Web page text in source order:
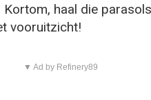
haal die
vooruitzicht!
▼ Ad by Refinery89